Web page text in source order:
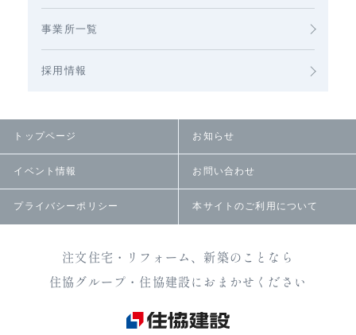
事業所一覧
採用情報
トップページ お知らせ
イベント情報 お問い合わせ
プライバシーポリシー 本サイトのご利用について
注文住宅・リフォーム、新築のことなら
住協グループ・住協建設におまかせください